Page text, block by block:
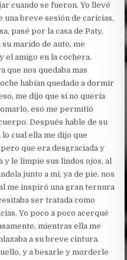
cuando se fueron. Yo llevé
una breve sesión de caricias,
pasé por la casa de Paty,
marido de auto, me
el amigo en la cochera.
que nos quedaba mas
habían quedado a dormir
me dijo que si no quería
eso me permitió
Después hable de su
cual ella me dijo que
que era desgraciada y
y le limpie sus lindos ojos, al
junto a mí, ya de pie, nos
me inspiró una gran ternura
ser tratada como
Yo poco a poco acerqué
mientras ella me
a su breve cintura.
y a besarle y morderle